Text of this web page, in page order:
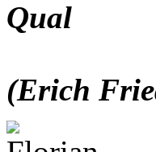
Qual
(Erich